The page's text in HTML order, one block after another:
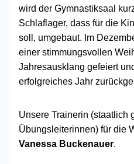
wird der Gymnastiksaal
Schlaflager, dass für die
soll, umgebaut. Im
einer stimmungsvollen
Jahresausklang gefeiert
erfolgreiches Jahr
Unsere Trainerin (staatlich
Übungsleiterinnen) für die
Vanessa Buckenauer.